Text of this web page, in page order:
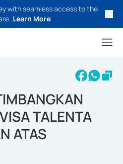
with seamless access to the
Learn More
TALENTA
ATAS